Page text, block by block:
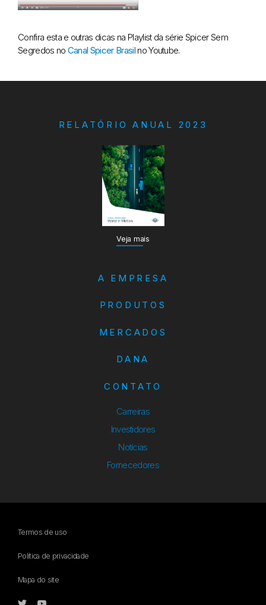
Confira esta e outras dicas na Playlist da série Spicer Sem
Segredos no Canal Spicer Brasilno Youtube.
RELATÓRIO ANUAL 2023
Veja mais
A EMPRESA
PRODUTOS
MERCADOS
DANA
CONTATO
Carreiras
Investidores
Notícias
Fornecedores
Termos de uso
Política de privacidade
Mapa do site